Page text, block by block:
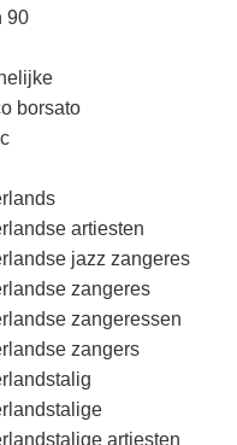
90
borsato
artiesten
jazz zangeres
zangeres
zangeressen
zangers
artiesten